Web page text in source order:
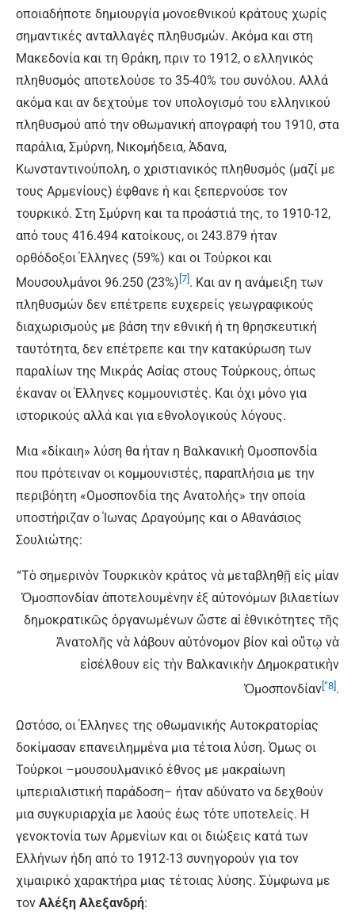
οποιαδήποτε δημιουργία μονοεθνικού κράτους χωρίς
σημαντικές ανταλλαγές πληθυσμών. Ακόμα και στη
Μακεδονία και τη Θράκη, πριν το 1912, ο ελληνικός
πληθυσμός αποτελούσε το 35-40% του συνόλου. Αλλά
ακόμα και αν δεχτούμε τον υπολογισμό του ελληνικού
πληθυσμού από την οθωμανική απογραφή του 1910, στα
παράλια, Σμύρνη, Νικομήδεια, Άδανα,
Κωνσταντινούπολη, ο χριστιανικός πληθυσμός (μαζί με
τους Αρμενίους) έφθανε ή και ξεπερνούσε τον
τουρκικό. Στη Σμύρνη και τα προάστιά της, το 1910-12,
από τους 416.494 κατοίκους, οι 243.879 ήταν
ορθόδοξοι Έλληνες (59%) και οι Τούρκοι και
Μουσουλμάνοι 96.250 (23%) [7] . Και αν η ανάμειξη των
πληθυσμών δεν επέτρεπε ευχερείς γεωγραφικούς
διαχωρισμούς με βάση την εθνική ή τη θρησκευτική
ταυτότητα, δεν επέτρεπε και την κατακύρωση των
παραλίων της Μικράς Ασίας στους Τούρκους, όπως
έκαναν οι Έλληνες κομμουνιστές. Και όχι μόνο για
ιστορικούς αλλά και για εθνολογικούς λόγους.
Μια «δίκαιη» λύση θα ήταν η Βαλκανική Ομοσπονδία
που πρότειναν οι κομμουνιστές, παραπλήσια με την
περιβόητη «Ομοσπονδία της Ανατολής» την οποία
υποστήριζαν ο Ίωνας Δραγούμης και ο Αθανάσιος
Σουλιώτης:
“Τὸ σημερινὸν Τουρκικὸν κράτος νὰ μεταβληθῇ εἰς μίαν
Ὁμοσπονδίαν ἀποτελουμένην ἐξ αὐτονόμων βιλαετίων
δημοκρατικῶς ὀργανωμένων ὥστε αἱ ἐθνικότητες τῆς
Ἀνατολῆς νὰ λάβουν αὐτόνομον βίον καὶ οὕτῳ νὰ
εἰσέλθουν εἰς τὴν Βαλκανικὴν Δημοκρατικὴν
Ὁμοσπονδίαν[“8].
Ωστόσο, οι Έλληνες της οθωμανικής Αυτοκρατορίας
δοκίμασαν επανειλημμένα μια τέτοια λύση. Όμως οι
Τούρκοι –μουσουλμανικό έθνος με μακραίωνη
ιμπεριαλιστική παράδοση– ήταν αδύνατο να δεχθούν
μια συγκυριαρχία με λαούς έως τότε υποτελείς. Η
γενοκτονία των Αρμενίων και οι διώξεις κατά των
Ελλήνων ήδη από το 1912-13 συνηγορούν για τον
χιμαιρικό χαρακτήρα μιας τέτοιας λύσης. Σύμφωνα με
τον Αλέξη Αλεξανδρή: